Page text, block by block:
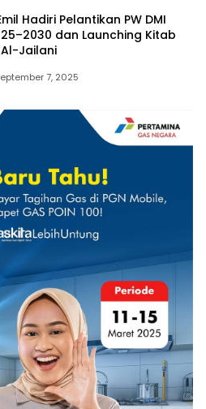
Hadiri Pelantikan PW DMI
dan Launching Kitab
Jailani
7, 2025